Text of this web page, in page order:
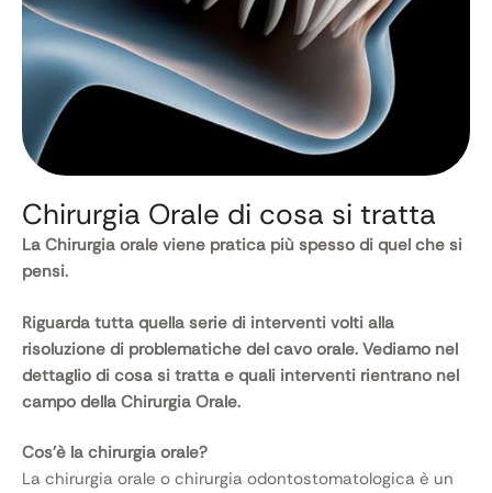
Chirurgia Orale di cosa si tratta
La Chirurgia orale viene pratica più spesso di quel che si
pensi.
Riguarda tutta quella serie di interventi volti alla
risoluzione di problematiche del cavo orale. Vediamo nel
dettaglio di cosa si tratta e quali interventi rientrano nel
campo della Chirurgia Orale.
Cos’è la chirurgia orale?
La chirurgia orale o chirurgia odontostomatologica è un